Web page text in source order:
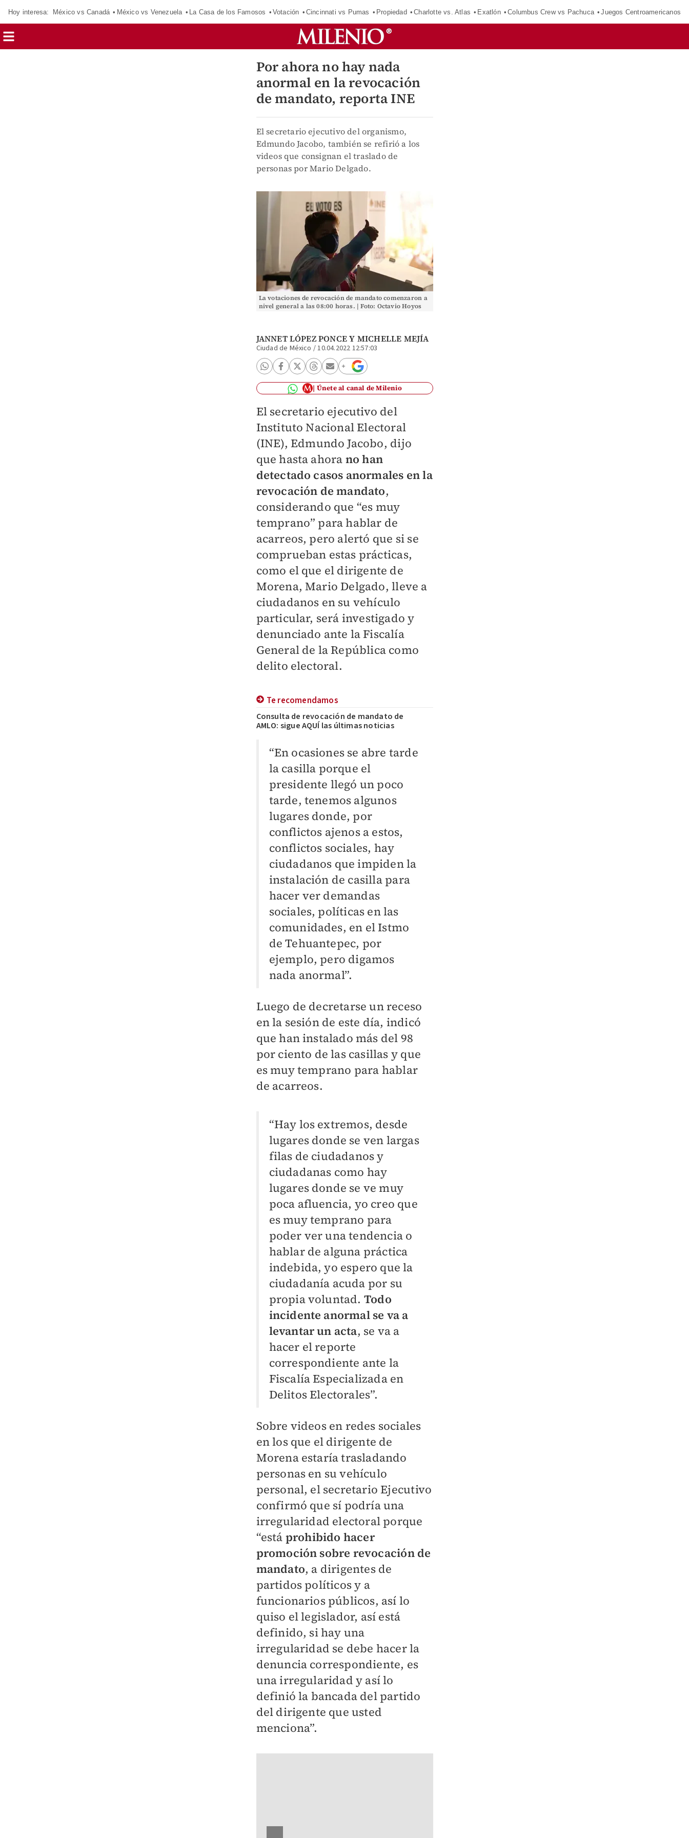
Hoy interesa: México vs Canadá México vs Venezuela La Casa de los Famosos Votación Cincinnati vs Pumas Propiedad Charlotte vs. Atlas Exatlón Columbus Crew vs Pachuca Juegos Centroamericanos
Por ahora no hay nada
anormal en la revocación
de mandato, reporta INE
El secretario ejecutivo del organismo,
Edmundo Jacobo, también se refirió a los
videos que consignan el traslado de
personas por Mario Delgado.
La votaciones de revocación de mandato comenzaron a
nivel general a las 08:00 horas. | Foto: Octavio Hoyos
JANNET LÓPEZ PONCEY MICHELLE MEJÍA
Ciudad de México /10.04.2022 12:57:03
Únete al canal de Milenio
El secretario ejecutivo del
Instituto Nacional Electoral
(INE), Edmundo Jacobo, dijo
que hasta ahora no han
detectado casos anormales en la
revocación de mandato,
considerando que “es muy
temprano” para hablar de
acarreos, pero alertó que si se
comprueban estas prácticas,
como el que el dirigente de
Morena, Mario Delgado, lleve a
ciudadanos en su vehículo
particular, será investigado y
denunciado ante la Fiscalía
General de la República como
delito electoral.
Te recomendamos
Consulta de revocación de mandato de
AMLO: sigue AQUÍ las últimas noticias
“En ocasiones se abre tarde
la casilla porque el
presidente llegó un poco
tarde, tenemos algunos
lugares donde, por
conflictos ajenos a estos,
conflictos sociales, hay
ciudadanos que impiden la
instalación de casilla para
hacer ver demandas
sociales, políticas en las
comunidades, en el Istmo
de Tehuantepec, por
ejemplo, pero digamos
nada anormal”.
Luego de decretarse un receso
en la sesión de este día, indicó
que han instalado más del 98
por ciento de las casillas y que
es muy temprano para hablar
de acarreos.
“Hay los extremos, desde
lugares donde se ven largas
filas de ciudadanos y
ciudadanas como hay
lugares donde se ve muy
poca afluencia, yo creo que
es muy temprano para
poder ver una tendencia o
hablar de alguna práctica
indebida, yo espero que la
ciudadanía acuda por su
propia voluntad. Todo
incidente anormal se va a
levantar un acta, se va a
hacer el reporte
correspondiente ante la
Fiscalía Especializada en
Delitos Electorales”.
Sobre videos en redes sociales
en los que el dirigente de
Morena estaría trasladando
personas en su vehículo
personal, el secretario Ejecutivo
confirmó que sí podría una
irregularidad electoral porque
“está prohibido hacer
promoción sobre revocación de
mandato, a dirigentes de
partidos políticos y a
funcionarios públicos, así lo
quiso el legislador, así está
definido, si hay una
irregularidad se debe hacer la
denuncia correspondiente, es
una irregularidad y así lo
definió la bancada del partido
del dirigente que usted
menciona”.